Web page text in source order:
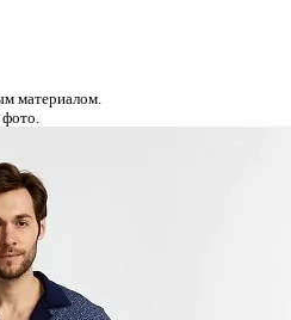
материалом.